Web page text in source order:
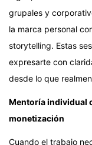
grupales y
la marca personal
storytelling. Estas
expresarte con
desde lo que
Mentoría individual
monetización
Cuando el trabajo